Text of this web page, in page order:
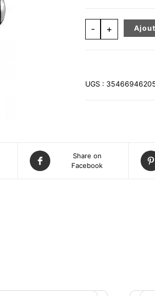
- quantité de
+
UGS :
Share on
Facebook